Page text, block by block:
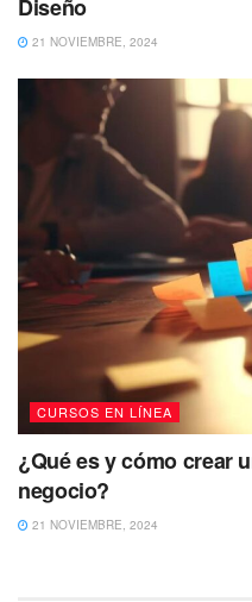
Diseño
21 NOVIEMBRE, 2024
CURSOS EN LÍNEA
¿Qué es y cómo crear
negocio?
21 NOVIEMBRE, 2024